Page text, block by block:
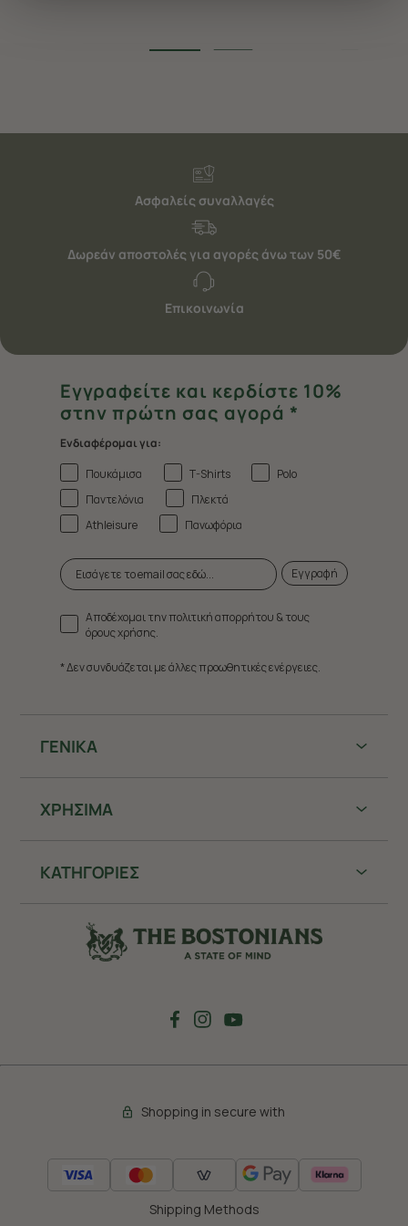
"Ρυθμίσεις Cookies " ανά πάσα στιγμή με ισχύ για το
Ασφαλείς συναλλαγές
Δωρεάν αποστολές για αγορές άνω των 50€
Επικοινωνία
ΓΕΝΙΚΑ
ΧΡHΣΙΜΑ
ΚΑΤΗΓΟΡΙΕΣ
Εγγραφείτε και κερδίστε 10%
στην πρώτη σας αγορά *
Ενδιαφέρομαι για:
Πουκάμισα
T-Shirts
Polo
Παντελόνια
Πλεκτά
Athleisure
Πανωφόρια
Εγγραφή
Αποδέχομαι την πολιτική απορρήτου & τους
όρους χρήσης.
* Δεν συνδυάζεται με άλλες προωθητικές ενέργειες.
Shopping in secure with
Shipping Methods